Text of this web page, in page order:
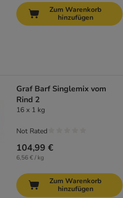
Zum Warenkorb
hinzufügen
Graf Barf Singlemix vom
Rind 2
16 x 1 kg
104,99 €
6,56 € / kg
Not Rated
Zum Warenkorb
hinzufügen